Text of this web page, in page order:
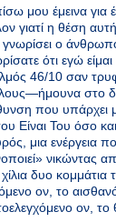
μου έμεινα για
γιατί η θέση
ο
ότι εγώ
46/10 σαν
στο
που υπάρχει
Είναι Του όσο
μια ενέργεια
νικώντας
δυο κομμάτια
ον, το
ον, το